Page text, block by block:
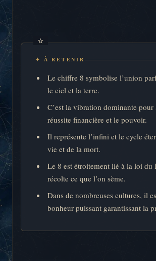
✦ À RETENIR
Le chiffre 8 symbolise l’union
le ciel et la terre.
C’est la vibration dominante pour
réussite financière et le pouvoir.
Il représente l’infini et le cycle
vie et de la mort.
Le 8 est étroitement lié à la loi du
récolte ce que l’on sème.
Dans de nombreuses cultures, il
bonheur puissant garantissant la